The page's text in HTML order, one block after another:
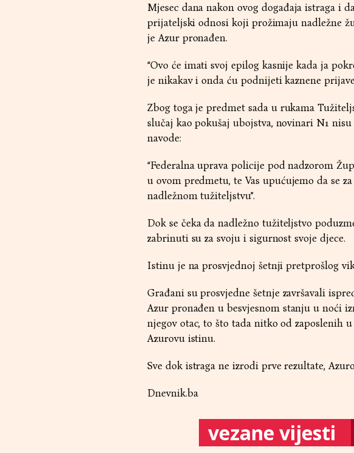
Mjesec dana nakon ovog događaja istraga i
prijateljski odnosi koji prožimaju nadležne
je Azur pronađen.
“Ovo će imati svoj epilog kasnije kada ja
je nikakav i onda ću podnijeti kaznene
Zbog toga je predmet sada u rukama
slučaj kao pokušaj ubojstva, novinari N1
navode:
“Federalna uprava policije pod nadzorom
u ovom predmetu, te Vas upućujemo da se
nadležnom tužiteljstvu”.
Dok se čeka da nadležno tužiteljstvo
zabrinuti su za svoju i sigurnost svoje djece.
Istinu je na prosvjednoj šetnji pretprošlog
Građani su prosvjedne šetnje završavali
Azur pronađen u besvjesnom stanju u noći
njegov otac, to što tada nitko od zaposlenih
Azurovu istinu.
Sve dok istraga ne izrodi prve rezultate,
Dnevnik.ba
vezane vijesti